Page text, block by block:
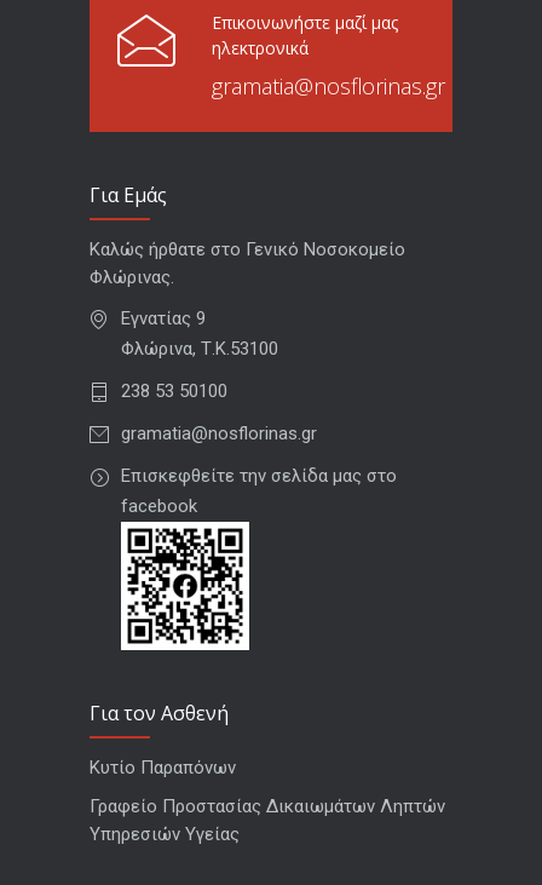
Επικοινωνήστε μαζί μας
ηλεκτρονικά
gramatia@nosflorinas.gr
Για Εμάς
Καλώς ήρθατε στο Γενικό Νοσοκομείο
Φλώρινας.
Εγνατίας 9
Φλώρινα, Τ.Κ.53100
238 53 50100
gramatia@nosflorinas.gr
Επισκεφθείτε την σελίδα μας στο
facebook
Για τον Ασθενή
Κυτίο Παραπόνων
Γραφείο Προστασίας Δικαιωμάτων Ληπτών
Υπηρεσιών Υγείας